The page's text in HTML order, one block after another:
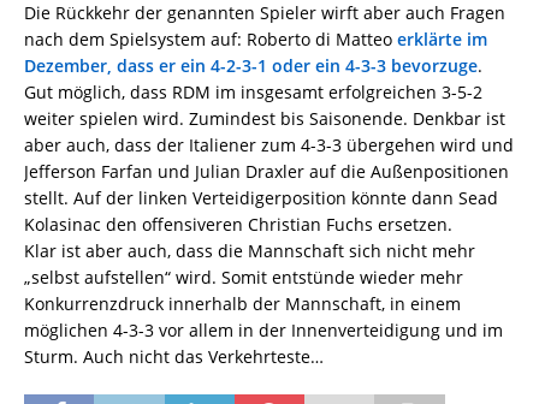
Die Rückkehr der genannten Spieler wirft aber auch Fragen
nach dem Spielsystem auf: Roberto di Matteo erklärte im
Dezember, dass er ein 4-2-3-1 oder ein 4-3-3 bevorzuge.
Gut möglich, dass RDM im insgesamt erfolgreichen 3-5-2
weiter spielen wird. Zumindest bis Saisonende. Denkbar ist
aber auch, dass der Italiener zum 4-3-3 übergehen wird und
Jefferson Farfan und Julian Draxler auf die Außenpositionen
stellt. Auf der linken Verteidigerposition könnte dann Sead
Kolasinac den offensiveren Christian Fuchs ersetzen.
Klar ist aber auch, dass die Mannschaft sich nicht mehr
„selbst aufstellen“ wird. Somit entstünde wieder mehr
Konkurrenzdruck innerhalb der Mannschaft, in einem
möglichen 4-3-3 vor allem in der Innenverteidigung und im
Sturm. Auch nicht das Verkehrteste…